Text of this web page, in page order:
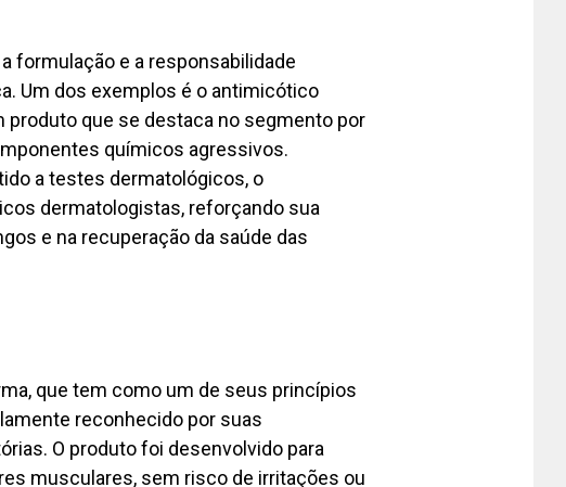
formulação e a responsabilidade
Um dos exemplos é o antimicótico
produto que se destaca no segmento por
químicos agressivos.
a testes dermatológicos, o
dermatologistas, reforçando sua
e na recuperação da saúde das
que tem como um de seus princípios
reconhecido por suas
O produto foi desenvolvido para
musculares, sem risco de irritações ou